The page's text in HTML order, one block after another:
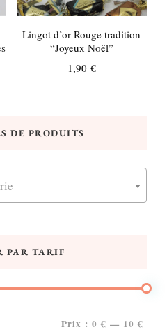
Lingot d’or Rouge tradition
“Joyeux Noël”
1,90 €
DE PRODUITS
PAR TARIF
Prix : 0 € — 10 €